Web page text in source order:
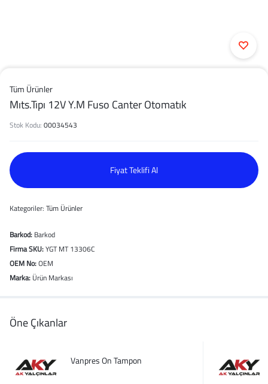
Tüm Ürünler
Mıts.Tıpı 12V Y.M Fuso Canter Otomatık
Stok Kodu: 00034543
Fiyat Teklifi Al
Kategoriler: Tüm Ürünler
Barkod: Barkod
Firma SKU:YGT MT 13306C
OEM No:OEM
Marka: Ürün Markası
Öne Çıkanlar
Vanpres On Tampon